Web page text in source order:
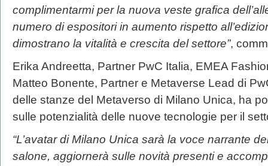
complimentarmi per la nuova veste grafica
numero di espositori in aumento rispetto
dimostrano la vitalità e crescita del settore”,
Erika Andreetta, Partner PwC Italia, EMEA
Matteo Bonente, Partner e Metaverse Lead di
delle stanze del Metaverso di Milano Unica, ha
sulle potenzialità delle nuove tecnologie per il
“L’avatar di Milano Unica sarà la voce narrante
salone, aggiornerà sulle novità presenti e